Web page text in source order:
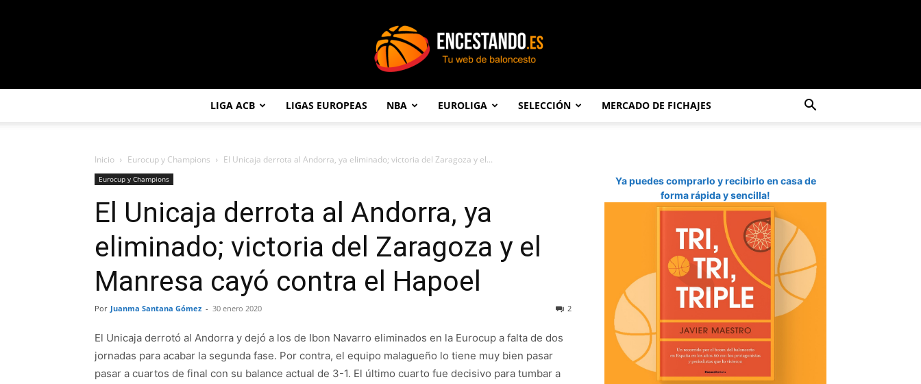
LIGA ACB LIGAS EUROPEAS NBA EUROLIGA SELECCIÓN MERCADO DE FICHAJES
Inicio Eurocup y Champions El Unicaja derrota al Andorra, ya eliminado; victoria del Zaragoza y el...
Eurocup y Champions
El Unicaja derrota al Andorra, ya
eliminado; victoria del Zaragoza y el
Manresa cayó contra el Hapoel
Por Juanma Santana Gómez - 30 enero 2020 2
El Unicaja derrotó al Andorra y dejó a los de Ibon Navarro eliminados en la Eurocup a falta de dos
jornadas para acabar la segunda fase. Por contra, el equipo malagueño lo tiene muy bien pasar
pasar a cuartos de final con su balance actual de 3-1. El último cuarto fue decisivo para tumbar a
Ya puedes comprarlo y recibirlo en casa de
forma rápida y sencilla!